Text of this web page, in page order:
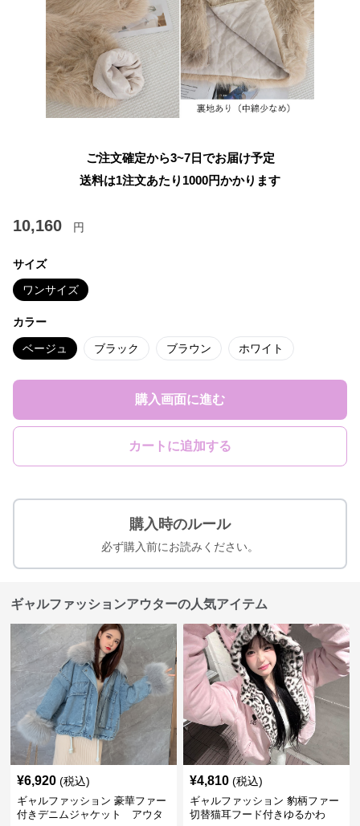
ご注文確定から3~7日でお届け予定
送料は1注文あたり 1000円かかります
10,160 円
サイズ
ワンサイズ
カラー
ベージュ ブラック ブラウン ホワイト
購入画面に進む
カートに追加する
購入時のルール
必ず購入前にお読みください。
ギャルファッションアウターの人気アイテム
¥6,920 (税込)
ギャルファッション 豪華ファー
付きデニムジャケット アウタ
¥4,810 (税込)
ギャルファッション 豹柄ファー
切替猫耳フード付きゆるかわ